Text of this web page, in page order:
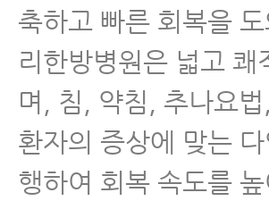
축하고 빠른 회복을
리한방병원은 넓고
며, 침, 약침, 추나요
환자의 증상에 맞는
행하여 회복 속도를